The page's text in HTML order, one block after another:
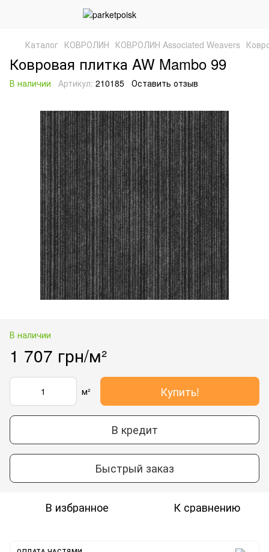
Каталог КОВРОЛИН КОВРОЛИН Associated Weavers
Ковровая плитка AW Mambo 99
В наличии Артикул: 210185 Оставить отзыв
В наличии
1 707 грн/м²
м² Купить!
В кредит
Быстрый заказ
В избранное К сравнению